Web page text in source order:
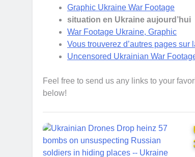
Graphic Ukraine War Footage
situation en Ukraine aujourd’hui
War Footage Ukraine, Graphic
Vous trouverez d’autres pages
Uncensored Ukrainian War
Feel free to send us any links to your
below!